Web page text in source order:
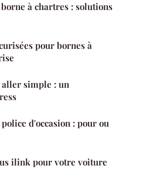
à chartres : solutions
pour bornes à
simple : un
d'occasion : pour ou
ilink pour votre voiture